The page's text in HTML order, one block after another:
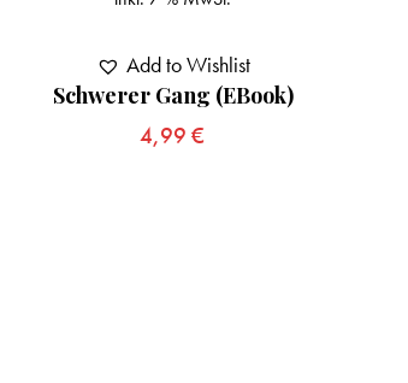
Schwerer Gang (eBook)
4,99 €
Add to Wishlist